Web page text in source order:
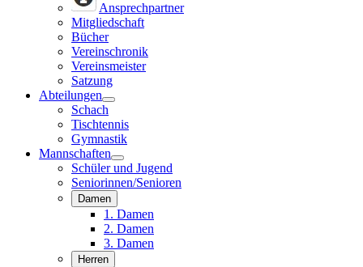
Ansprechpartner
Mitgliedschaft
Bücher
Vereinschronik
Vereinsmeister
Satzung
Abteilungen
Schach
Tischtennis
Gymnastik
Mannschaften
Schüler und Jugend
Seniorinnen/Senioren
Damen
1. Damen
2. Damen
3. Damen
Herren